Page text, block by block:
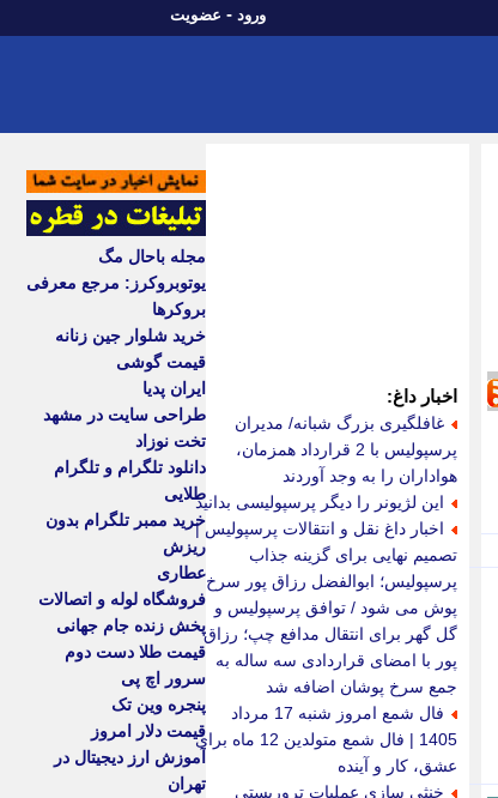
ورود - عضویت
اخبار داغ:
غافلگیری بزرگ شبانه/ مدیران
پرسپولیس با 2 قرارداد همزمان،
هواداران را به وجد آوردند
این لژیونر را دیگر پرسپولیسی بدانید
اخبار داغ نقل و انتقالات پرسپولیس |
تصمیم نهایی برای گزینه جذاب
پرسپولیس؛ ابوالفضل رزاق پور سرخ
پوش می شود / توافق پرسپولیس و
گل گهر برای انتقال مدافع چپ؛ رزاق
پور با امضای قراردادی سه ساله به
جمع سرخ پوشان اضافه شد
فال شمع امروز شنبه 17 مرداد
1405 | فال شمع متولدین 12 ماه برای
عشق، کار و آینده
خنثی سازی عملیات تروریستی
مجله باحال مگ
یوتوبروکرز: مرجع معرفی
بروکرها
خرید شلوار جین زنانه
قیمت گوشی
ایران پدیا
طراحی سایت در مشهد
تخت نوزاد
دانلود تلگرام و تلگرام
طلایی
خرید ممبر تلگرام بدون
ریزش
عطاری
فروشگاه لوله و اتصالات
پخش زنده جام جهانی
قیمت طلا دست دوم
سرور اچ پی
پنجره وین تک
قیمت دلار امروز
آموزش ارز دیجیتال در
تهران